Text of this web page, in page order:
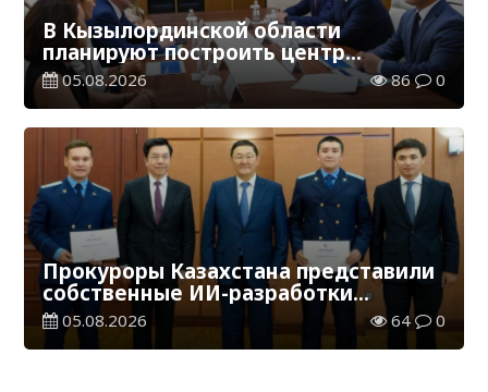
В Кызылординской области
планируют построить центр
цифровизации
05.08.2026 86 0
Прокуроры Казахстана представили
собственные ИИ-разработки
мировому эксперту Кай-Фу Ли
05.08.2026 64 0